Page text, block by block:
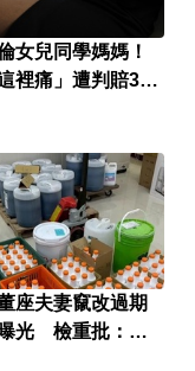
女兒同學媽媽！
裡痛」遭判賠30
座夫妻竄改過期
光 檢重批：食
了